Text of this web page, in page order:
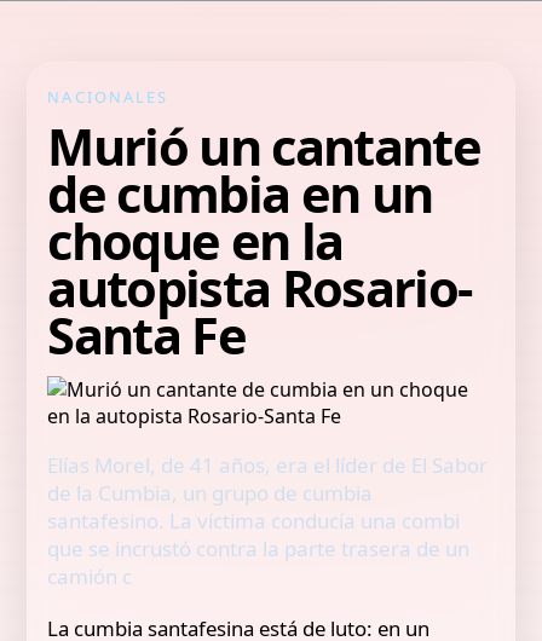
NACIONALES
Murió un cantante
de cumbia en un
choque en la
autopista Rosario-
Santa Fe
Elías Morel, de 41 años, era el líder de El Sabor
de la Cumbia, un grupo de cumbia
santafesino. La víctima conducía una combi
que se incrustó contra la parte trasera de un
camión c
La cumbia santafesina está de luto: en un